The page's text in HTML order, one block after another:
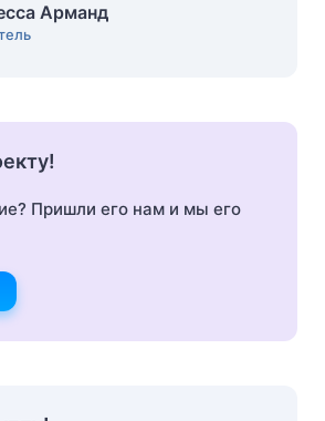
Арманд
Пришли его нам и мы его